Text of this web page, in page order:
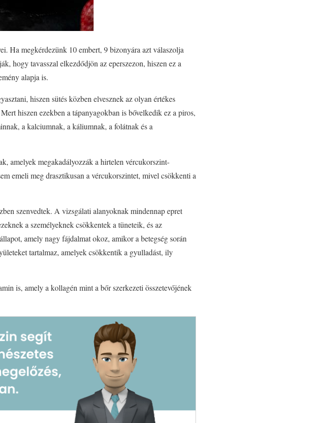
Ha megkérdezünk 10 embert, 9 bizonyára azt válaszolja
hogy tavasszal elkezdődjön az eperszezon, hiszen ez a
alapja is.
hiszen sütés közben elvesznek az olyan értékes
hiszen ezekben a tápanyagokban is bővelkedik ez a piros,
a kalciumnak, a káliumnak, a folátnak és a
amelyek megakadályozzák a hirtelen vércukorszint-
emeli meg drasztikusan a vércukorszintet, mivel csökkenti a
szenvedtek. A vizsgálati alanyoknak mindennap epret
a személyeknek csökkentek a tüneteik, és az
amely nagy fájdalmat okoz, amikor a betegség során
tartalmaz, amelyek csökkentik a gyulladást, ily
is, amely a kollagén mint a bőr szerkezeti összetevőjének